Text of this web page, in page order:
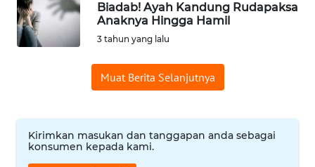
Biadab! Ayah Kandung Rudapaksa
Anaknya Hingga Hamil
3 tahun yang lalu
Muat Berita Selanjutnya
Kirimkan masukan dan tanggapan anda sebagai
konsumen kepada kami.
WN
PAPUA
BARAT
WN
SERAMBI